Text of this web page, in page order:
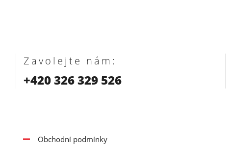
Zavolejte nám:
+420 326 329 526
Obchodní podmínky